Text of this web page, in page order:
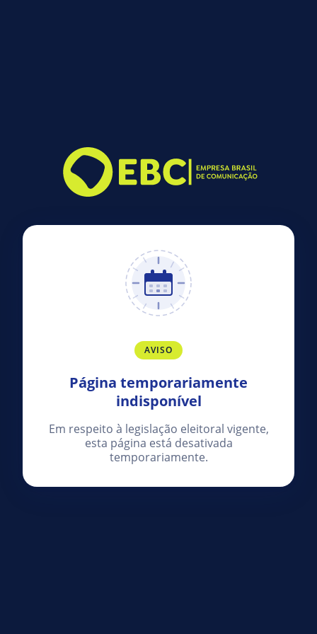
AVISO
Página temporariamente
indisponível
Em respeito à legislação eleitoral vigente,
esta página está desativada
temporariamente.